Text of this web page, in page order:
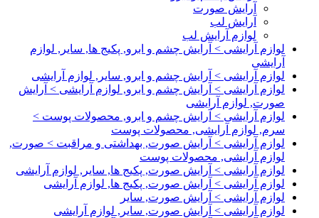
آرایش صورت
آرایش لب
لوازم آرایش لب
لوازم آرایشی > آرایش چشم و ابرو, پکیج ها, سایر, لوازم
آرایشی
لوازم آرایشی > آرایش چشم و ابرو, سایر, لوازم آرایشی
لوازم آرایشی > آرایش چشم و ابرو, لوازم آرایشی > آرایش
صورت, لوازم آرایشی
لوازم آرایشی > آرایش چشم و ابرو, محصولات پوست >
سرم, لوازم آرایشی, محصولات پوست
لوازم آرایشی > آرایش صورت, بهداشتی و مراقبت > صورت,
لوازم آرایشی, محصولات پوست
لوازم آرایشی > آرایش صورت, پکیج ها, سایر, لوازم آرایشی
لوازم آرایشی > آرایش صورت, پکیج ها, لوازم آرایشی
لوازم آرایشی > آرایش صورت, سایر
لوازم آرایشی > آرایش صورت, سایر, لوازم آرایشی